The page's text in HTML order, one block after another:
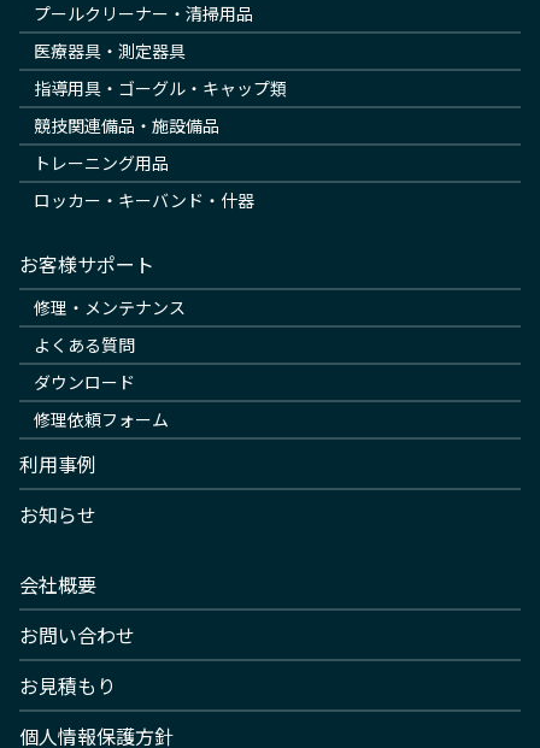
プールクリーナー・清掃用品
医療器具・測定器具
指導用具・ゴーグル・キャップ類
競技関連備品・施設備品
トレーニング用品
ロッカー・キーバンド・什器
お客様サポート
修理・メンテナンス
よくある質問
ダウンロード
修理依頼フォーム
利用事例
お知らせ
会社概要
お問い合わせ
お見積もり
個人情報保護方針